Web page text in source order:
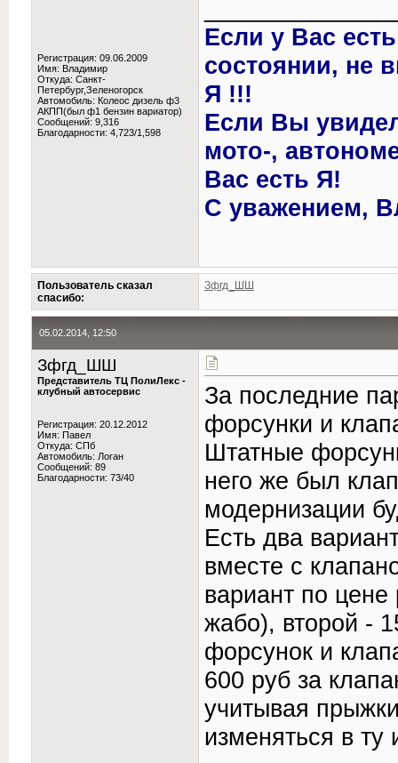
Регистрация: 09.06.2009
Имя: Владимир
Откуда: Санкт-
Петербург,Зеленогорск
Автомобиль: Колеос дизель ф3
АКПП(был ф1 бензин вариатор)
Сообщений: 9,316
Благодарности: 4,723/1,598
Если у Вас
состоянии, не
Я !!!
Если Вы
мото-,
Вас есть Я!
С уважением,
Пользователь сказал
cпасибо:
Зфгд_ШШ
05.02.2014, 12:50
Зфгд_ШШ
Представитель ТЦ ПолиЛекс -
клубный автосервис
Регистрация: 20.12.2012
Имя: Павел
Откуда: СПб
Автомобиль: Логан
Сообщений: 89
Благодарности: 73/40
За последние
форсунки и
Штатные
него же был
модернизации
Есть два
вместе с
вариант по
жабо), второй -
форсунок и
600 руб за
учитывая
изменяться в ту